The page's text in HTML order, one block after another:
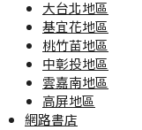
大台北地區
基宜花地區
桃竹苗地區
中彰投地區
雲嘉南地區
高屏地區
網路書店